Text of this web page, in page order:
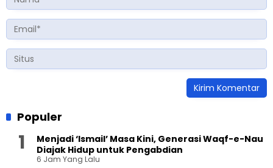
Populer
Menjadi ‘Ismail’ Masa Kini, Generasi Waqf-e-Nau
Diajak Hidup untuk Pengabdian
6 Jam Yang Lalu